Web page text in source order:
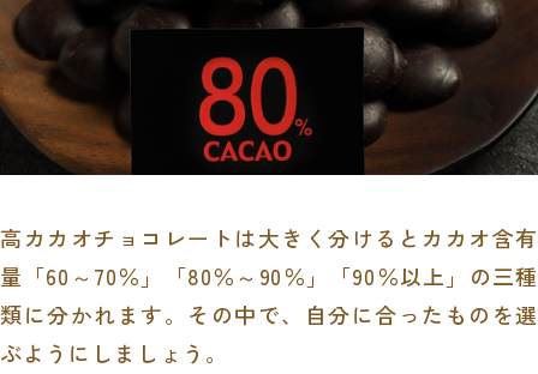
高カカオチョコレートは大きく分けるとカカオ含有
量「60 ～ 70％」「80％～ 90％」「90％以上」の三種
類に分かれます。その中で、自分に合ったものを選
ぶようにしましょう。